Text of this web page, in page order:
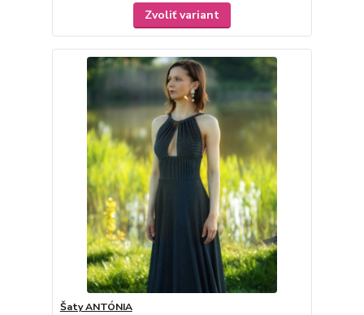
Zvoliť variant
Šaty ANTÓNIA